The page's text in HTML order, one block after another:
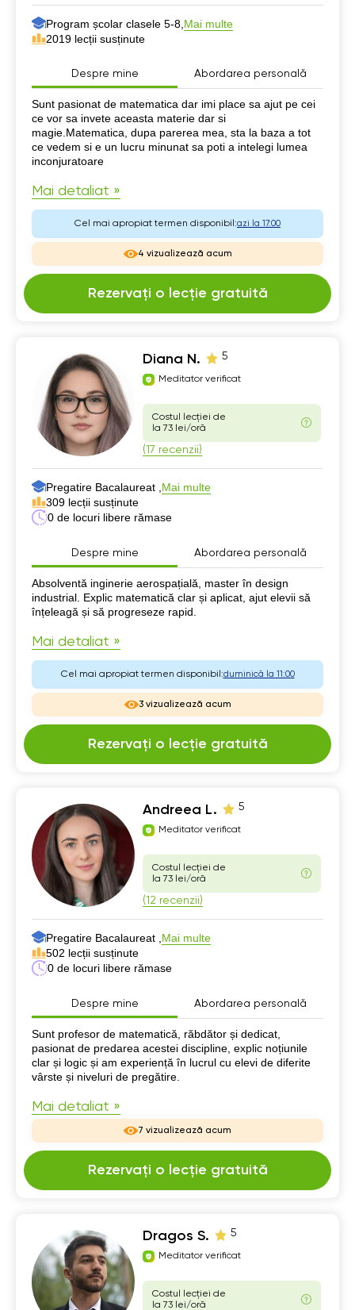
Program școlar clasele 5-8, Mai multe
2019 lecții susținute
Despre mine Abordarea personală
Despre mine
Sunt pasionat de matematica dar imi place sa ajut pe cei
ce vor sa invete aceasta materie dar si
magie.Matematica, dupa parerea mea, sta la baza a tot
ce vedem si e un lucru minunat sa poti a intelegi lumea
inconjuratoare
Mai detaliat »
Cel mai apropiat termen disponibil:azi la 17:00
4 vizualizează acum
Rezervați o lecție gratuită
Diana N. 5
Meditator verificat
Costul lecției de
la 73 lei/oră
(17 recenzii)
Pregatire Bacalaureat , Mai multe
309 lecții susținute
0 de locuri libere rămase
Despre mine Abordarea personală
Despre mine
Absolventă inginerie aerospațială, master în design
industrial. Explic matematică clar și aplicat, ajut elevii să
înțeleagă și să progreseze rapid.
Mai detaliat »
Cel mai apropiat termen disponibil:duminică la 11:00
3 vizualizează acum
Rezervați o lecție gratuită
Andreea L. 5
Meditator verificat
Costul lecției de
la 73 lei/oră
(12 recenzii)
Pregatire Bacalaureat , Mai multe
502 lecții susținute
0 de locuri libere rămase
Despre mine Abordarea personală
Despre mine
Sunt profesor de matematică, răbdător și dedicat,
pasionat de predarea acestei discipline, explic noțiunile
clar și logic și am experiență în lucrul cu elevi de diferite
vârste și niveluri de pregătire.
Mai detaliat »
7 vizualizează acum
Rezervați o lecție gratuită
Dragos S. 5
Meditator verificat
Costul lecției de
la 73 lei/oră